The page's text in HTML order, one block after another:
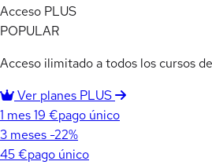
Acceso PLUS
POPULAR
Acceso ilimitado a todos los cursos
Ver planes PLUS
1 mes19 €pago único
3 meses -22%
45 €pago único